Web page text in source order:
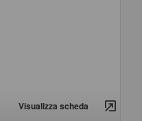
Visualizza scheda